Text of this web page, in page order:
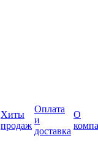
Хиты
продаж
Оплата
и
доставка
О